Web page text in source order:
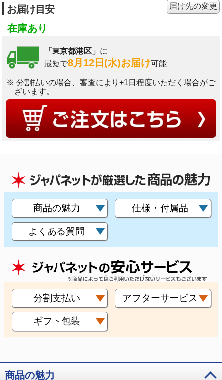
お届け目安
在庫あり
「東京都港区」 に
最短で8月12日(水)お届け可能
※ 分割払いの場合、審査により+1日程度いただく場合がご
ざいます。
届け先の変更
商品の魅力 仕様・付属品
よくある質問
分割支払い アフターサービス
ギフト包装
商品の魅力